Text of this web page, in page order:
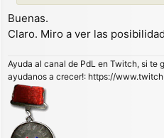
Buenas.
Claro. Miro a ver las
Ayuda al canal de PdL en Twitch, si te
ayudanos a crecer!: https://